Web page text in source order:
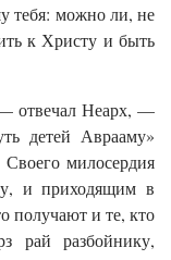
тебя: можно ли, не
к Христу и быть
отвечал Неарх, —
детей Аврааму»
милосердия
и приходящим в
получают и те, кто
рай разбойнику,